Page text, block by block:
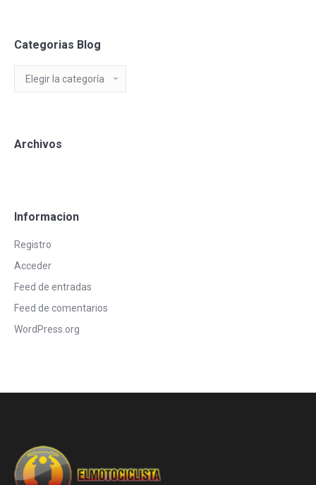
Categorias Blog
Categorias
Blog
Archivos
Informacion
Registro
Acceder
Feed de entradas
Feed de comentarios
WordPress.org